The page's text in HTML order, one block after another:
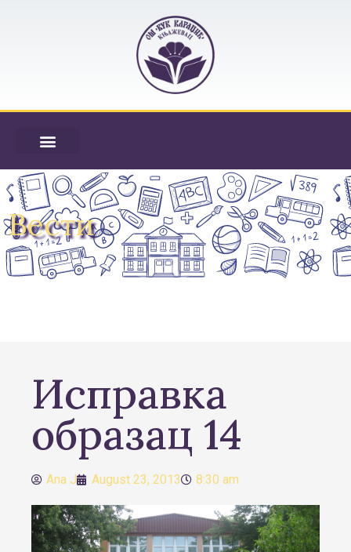
Вести
Исправка
образац 14
Ana J August 23, 2013 8:30 am